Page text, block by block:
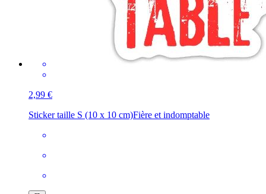
2,99 €
Sticker taille S (10 x 10 cm)Fière et indomptable